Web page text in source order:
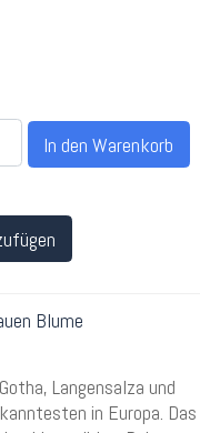
Langensalza und
in Europa. Das